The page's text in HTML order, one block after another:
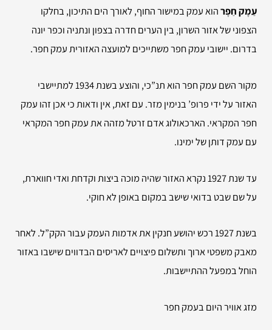
עֵמֶק חֵפֶרהוא עמק במישור החוף, לאורך הים התיכון, בחלקו
הצפוני של אזור השרון, בין הערים חדרה בצפון ונתניה וכפר יונה
בדרום. יישובי עמק חפר משתייכים למועצה האזורית עמק חפר.
מקור השם עמק חפר הוא תנ”כי, והוצע בשנת 1934 למתיישבי
האזור על ידי פרופ’ בנימין מזר. עם זאת, אין ודאות כי אכן זהו עמק
חפר המקראי. הארכאולוג אדם זרטל מזהה את עמק חפר המקראי
עם עמק דותן של ימינו.
עד שנת 1927 נקרא האזור שהיה מוכה ביצות וקדחת ואדי חווארת,
על שם שבט בדואי שישב במקום באופן לא חוקי.
בשנת 1927 רכש יהושע חנקין את אדמות העמק עבור הקק”ל. לאחר
מאבק משפטי ארוך ותשלום פיצויים לאריסים הבדווים שישבו באזור
הוחל במפעל ההתיישבות.
מזג אוויר היום בעמק חפר